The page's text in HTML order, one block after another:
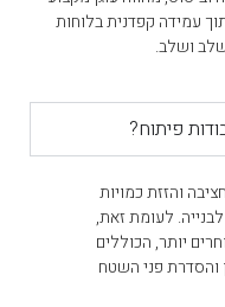
עמידה קפדנית בלוחות
ושלב.
פיתוח?
והזזת כמויות
לעומת זאת,
יותר, הכוללים
והסדרת פני השטח